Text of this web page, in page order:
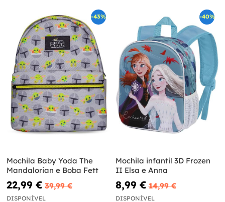
-43%
Mochila Baby Yoda The
Mandalorian e Boba Fett
22,99 € 39,99 €
DISPONÍVEL
-40%
Mochila infantil 3D Frozen
II Elsa e Anna
8,99 € 14,99 €
DISPONÍVEL